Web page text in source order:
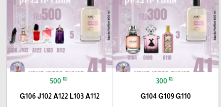
300 ₪
G104 G109 G110
500 ₪
G106 J102 A122 L103 A112